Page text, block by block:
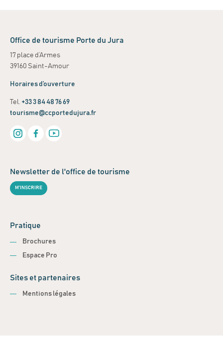
Office de tourisme Porte du Jura
17 place d’Armes
39160 Saint-Amour
Horaires d’ouverture
Tel. +33 3 84 48 76 69
tourisme@ccportedujura.fr
Newsletter de l'office de tourisme
M'INSCRIRE
Pratique
Brochures
Espace Pro
Sites et partenaires
Mentions légales